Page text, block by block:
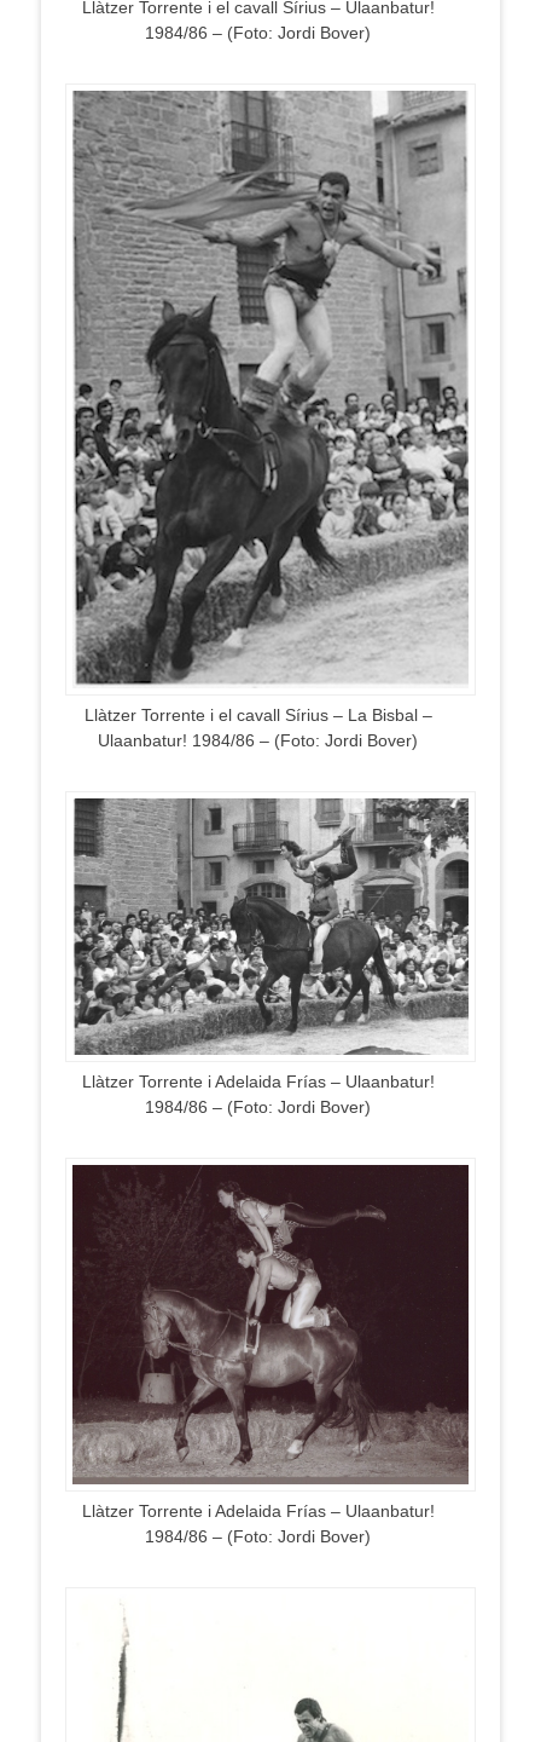
Llàtzer Torrente i el cavall Sírius – Ulaanbatur!
1984/86 – (Foto: Jordi Bover)
Llàtzer Torrente i el cavall Sírius – La Bisbal –
Ulaanbatur! 1984/86 – (Foto: Jordi Bover)
Llàtzer Torrente i Adelaida Frías – Ulaanbatur!
1984/86 – (Foto: Jordi Bover)
Llàtzer Torrente i Adelaida Frías – Ulaanbatur!
1984/86 – (Foto: Jordi Bover)